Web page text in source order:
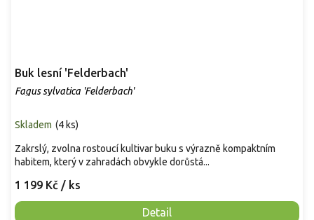
Buk lesní 'Felderbach'
Fagus sylvatica 'Felderbach'
Skladem (4 ks)
1 199 Kč / ks
Detail
Zakrslý, zvolna rostoucí kultivar buku s výrazně kompaktním
habitem, který v zahradách obvykle dorůstá...